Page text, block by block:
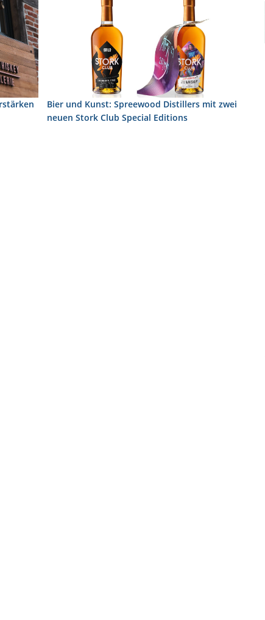
Bier und Kunst: Spreewood Distillers mit zwei
neuen Stork Club Special Editions